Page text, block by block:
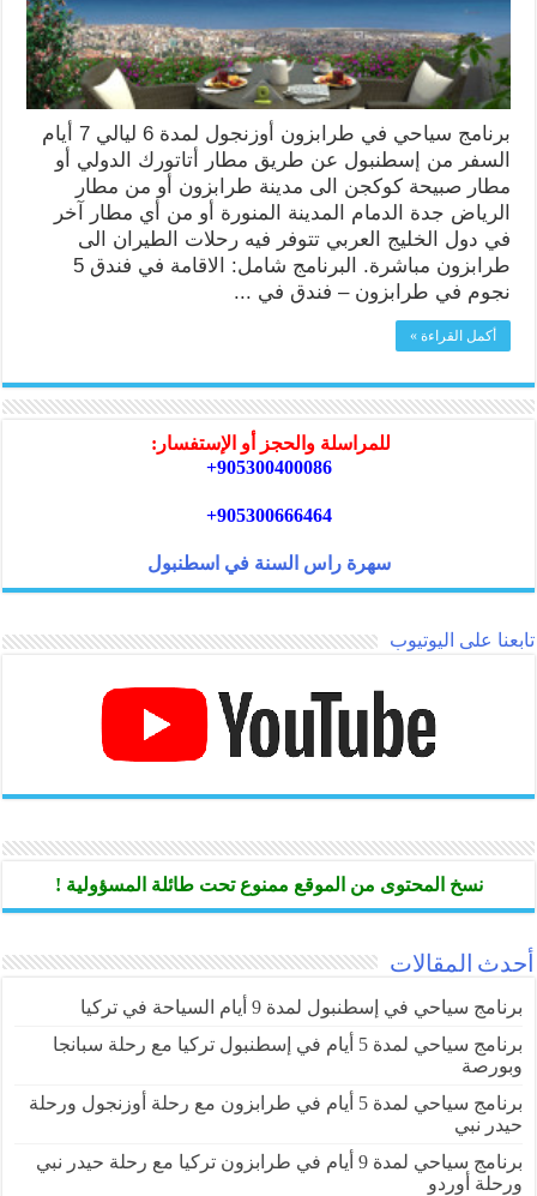
برنامج سياحي في طرابزون أوزنجول لمدة 6 ليالي 7 أيام
السفر من إسطنبول عن طريق مطار أتاتورك الدولي أو
مطار صبيحة كوكجن الى مدينة طرابزون أو من مطار
الرياض جدة الدمام المدينة المنورة أو من أي مطار آخر
في دول الخليج العربي تتوفر فيه رحلات الطيران الى
طرابزون مباشرة. البرنامج شامل: الاقامة في فندق 5
نجوم في طرابزون – فندق في ...
أكمل القراءة »
للمراسلة والحجز أو الإستفسار:
905300400086+
905300666464+
سهرة راس السنة في اسطنبول
تابعنا على اليوتيوب
نسخ المحتوى من الموقع ممنوع تحت طائلة المسؤولية !
أحدث المقالات
برنامج سياحي في إسطنبول لمدة 9 أيام السياحة في تركيا
برنامج سياحي لمدة 5 أيام في إسطنبول تركيا مع رحلة سبانجا
وبورصة
برنامج سياحي لمدة 5 أيام في طرابزون مع رحلة أوزنجول ورحلة
حيدر نبي
برنامج سياحي لمدة 9 أيام في طرابزون تركيا مع رحلة حيدر نبي
ورحلة أوردو